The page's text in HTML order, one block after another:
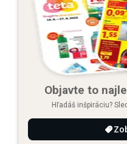
Objavte to
Hľadáš inšpiráciu?